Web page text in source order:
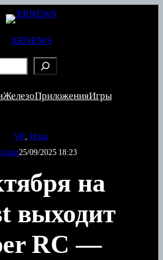
XRNEWS
ЖелезоПриложенияИгры
VR Игры
25/09/2025 18:23
на
выходит
RC —